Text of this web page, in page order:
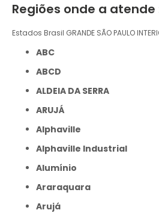
Regiões onde a atende
Estados Brasil GRANDE SÃO PAULO
ABC
ABCD
ALDEIA DA SERRA
ARUJÁ
Alphaville
Alphaville Industrial
Alumínio
Araraquara
Arujá